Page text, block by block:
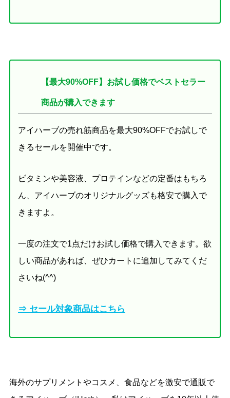
【最大90%OFF】お試し価格でベストセラー
商品が購入できます
アイハーブの売れ筋商品を最大90%OFFでお試しで
きるセールを開催中です。
ビタミンや美容液、プロテインなどの定番はもちろ
ん、アイハーブのオリジナルグッズも格安で購入で
きますよ。
一度の注文で1点だけお試し価格で購入できます。欲
しい商品があれば、ぜひカートに追加してみてくだ
さいね(^^)
⇒ セール対象商品はこちら
海外のサプリメントやコスメ、食品などを激安で通販で